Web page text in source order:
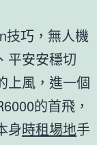
技巧，無人機
平安安穩切
上風，進一個
的首飛，
身時租場地手